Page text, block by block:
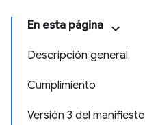
En esta página
Descripción general
Cumplimiento
Versión 3 del manifiesto